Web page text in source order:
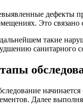
дефекты
Это связано
такие
санитарного
Далее